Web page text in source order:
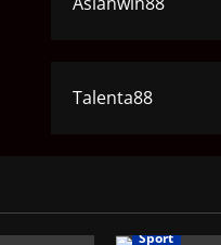
Talenta88
Sport